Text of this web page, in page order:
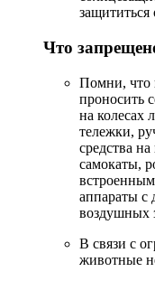
Что
Помни, что
проносить
на колесах
тележки,
средства
самокаты,
аппараты с
воздушных
В связи с
животные